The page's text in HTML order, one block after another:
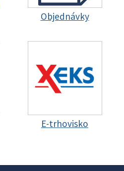
Objednávky
E-trhovisko